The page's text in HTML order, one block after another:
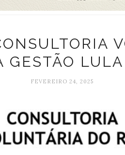
GESTÃO LULA
FEVEREIRO 24, 2025